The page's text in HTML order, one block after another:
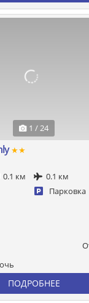
1 / 24
★★
0.1 км
0.1 км
Парковка
ПОДРОБНЕЕ